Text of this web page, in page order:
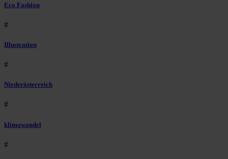
Eco Fashion
#
Illustration
#
Niederösterreich
#
klimawandel
#